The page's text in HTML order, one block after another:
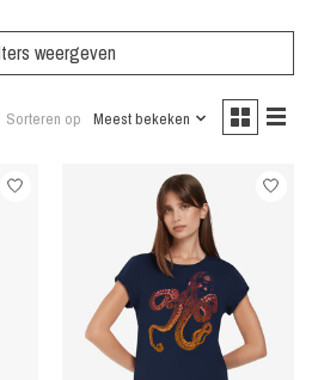
weergeven
Sorteren op Meest bekeken